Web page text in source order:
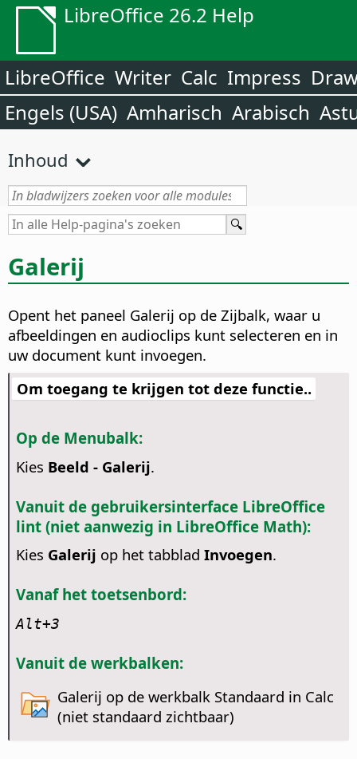
LibreOffice 26.2 Help
LibreOffice Writer Calc Impress
Engels (USA) Amharisch Arabisch
Inhoud
Galerij
Opent het paneel Galerij op de Zijbalk, waar u
afbeeldingen en audioclips kunt selecteren en in
uw document kunt invoegen.
Om toegang te krijgen tot deze functie..
Op de Menubalk:
Kies Beeld - Galerij.
Vanuit de gebruikersinterface LibreOffice
lint (niet aanwezig in LibreOffice Math):
Kies Galerij op het tabblad Invoegen.
Vanaf het toetsenbord:
Alt+3
Vanuit de werkbalken:
Galerij op de werkbalk Standaard in Calc
(niet standaard zichtbaar)